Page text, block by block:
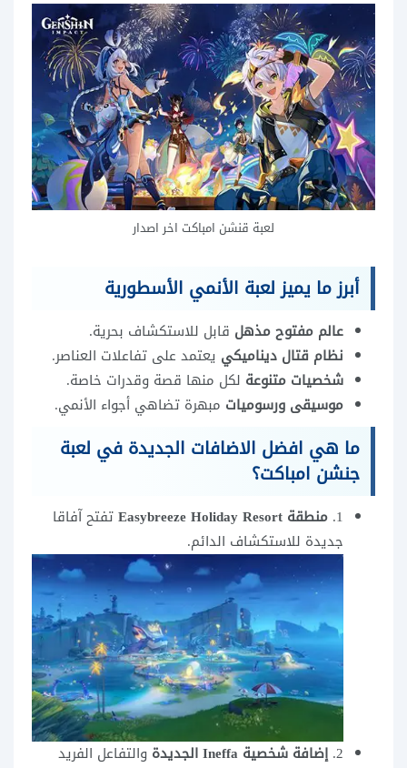
لعبة قنشن امباكت اخر اصدار
أبرز ما يميز لعبة الأنمي الأسطورية
عالم مفتوح مذهل قابل للاستكشاف بحرية.
نظام قتال ديناميكي يعتمد على تفاعلات العناصر.
شخصيات متنوعة لكل منها قصة وقدرات خاصة.
موسيقى ورسوميات مبهرة تضاهي أجواء الأنمي.
ما هي افضل الاضافات الجديدة في لعبة
جنشن امباكت؟
1. منطقة Easybreeze Holiday Resort
تفتح آفاقا
جديدة للاستكشاف الدائم.
2. إضافة شخصية Ineffa الجديدة
والتفاعل الفريد